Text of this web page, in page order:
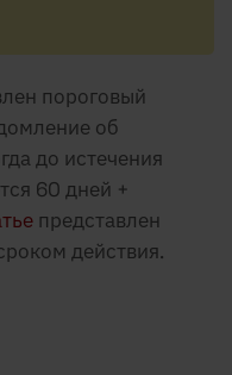
пороговый
об
до истечения
60 дней +
представлен
действия.